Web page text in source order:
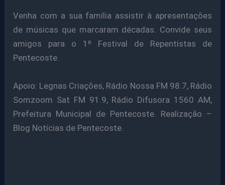
Venha com a sua família assistir à apresentações
de músicas que marcaram décadas. Convide seus
amigos para o 1º Festival de Repentistas de
Pentecoste.
Apoio: Legnas Criações, Rádio Nossa FM 98.7, Rádio
Somzoom Sat FM 91.9, Rádio Difusora 1560 AM,
Prefeitura Municipal de Pentecoste. Realização –
Blog Notícias de Pentecoste.